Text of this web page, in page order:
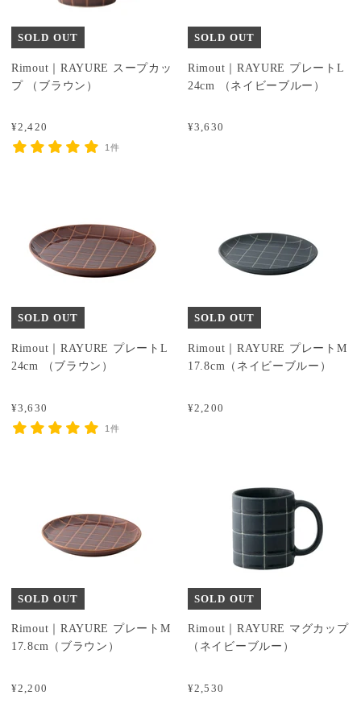
SOLD OUT
¥2,420
Rimout｜RAYURE スープカッ
プ （ブラウン）
1件
SOLD OUT
¥3,630
Rimout｜RAYURE プレートL
24cm （ネイビーブルー）
SOLD OUT
¥3,630
Rimout｜RAYURE プレートL
24cm （ブラウン）
1件
SOLD OUT
¥2,200
Rimout｜RAYURE プレートM
17.8cm（ネイビーブルー）
SOLD OUT
¥2,200
Rimout｜RAYURE プレートM
17.8cm（ブラウン）
SOLD OUT
¥2,530
Rimout｜RAYURE マグカップ
（ネイビーブルー）